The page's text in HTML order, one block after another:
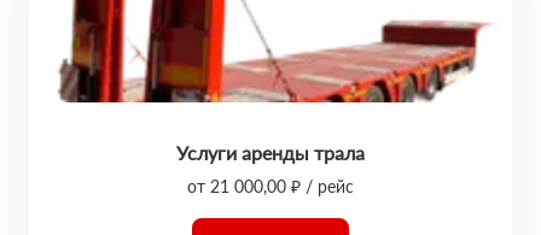
Услуги аренды трала
от 21 000,00 ₽ / рейс